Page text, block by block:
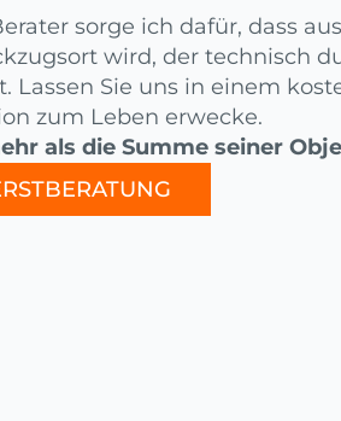
sorge ich dafür, dass
wird, der technisch
Lassen Sie uns in einem
zum Leben erwecke.
als die Summe seiner